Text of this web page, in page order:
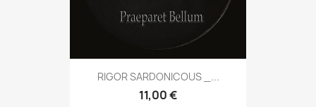
RIGOR SARDONICOUS _...
11,00 €